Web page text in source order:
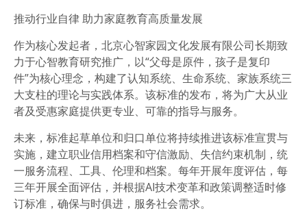
推动行业自律 助力家庭教育高质量发展
作为核心发起者，北京心智家园文化发展有限公司长期致
力于心智教育研究推广，以“父母是原件，孩子是复印
件”为核心理念，构建了认知系统、生命系统、家族系统三
大支柱的理论与实践体系。该标准的发布，将为广大从业
者及受惠家庭提供更专业、可靠的指导与服务。
未来，标准起草单位和归口单位将持续推进该标准宣贯与
实施，建立职业信用档案和守信激励、失信约束机制，统
一服务流程、工具、伦理和档案。每年开展年度评估，每
三年开展全面评估，并根据AI技术变革和政策调整适时修
订标准，确保与时俱进，服务社会需求。